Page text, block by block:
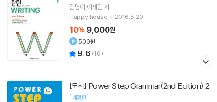
김명이,이재림 저
Happy house
2016.5.20.
10% 9,000원
500원
9.6 (16)
[도서] Power Step Grammar(2nd Edition) 2
[개정판]